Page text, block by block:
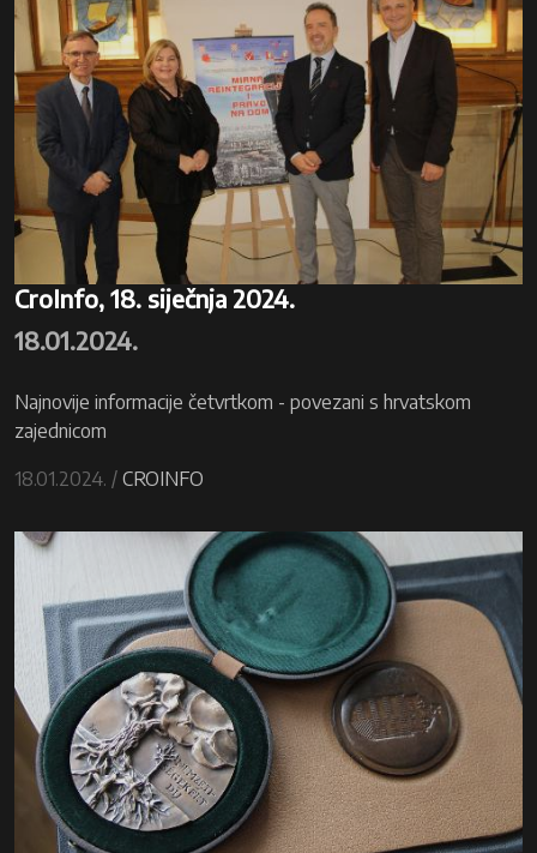
CroInfo, 18. siječnja 2024.
18.01.2024.
Najnovije informacije četvrtkom - povezani s hrvatskom
zajednicom
18.01.2024. / CROINFO